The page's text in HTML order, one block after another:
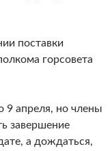
поставки
горсовета
9 апреля, но члены
завершение
а дождаться,